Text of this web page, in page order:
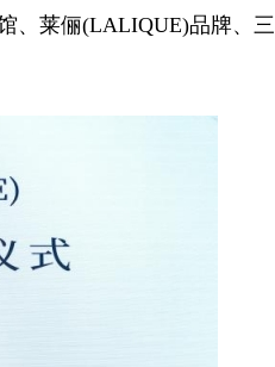
、莱俪(LALIQUE)品牌、三